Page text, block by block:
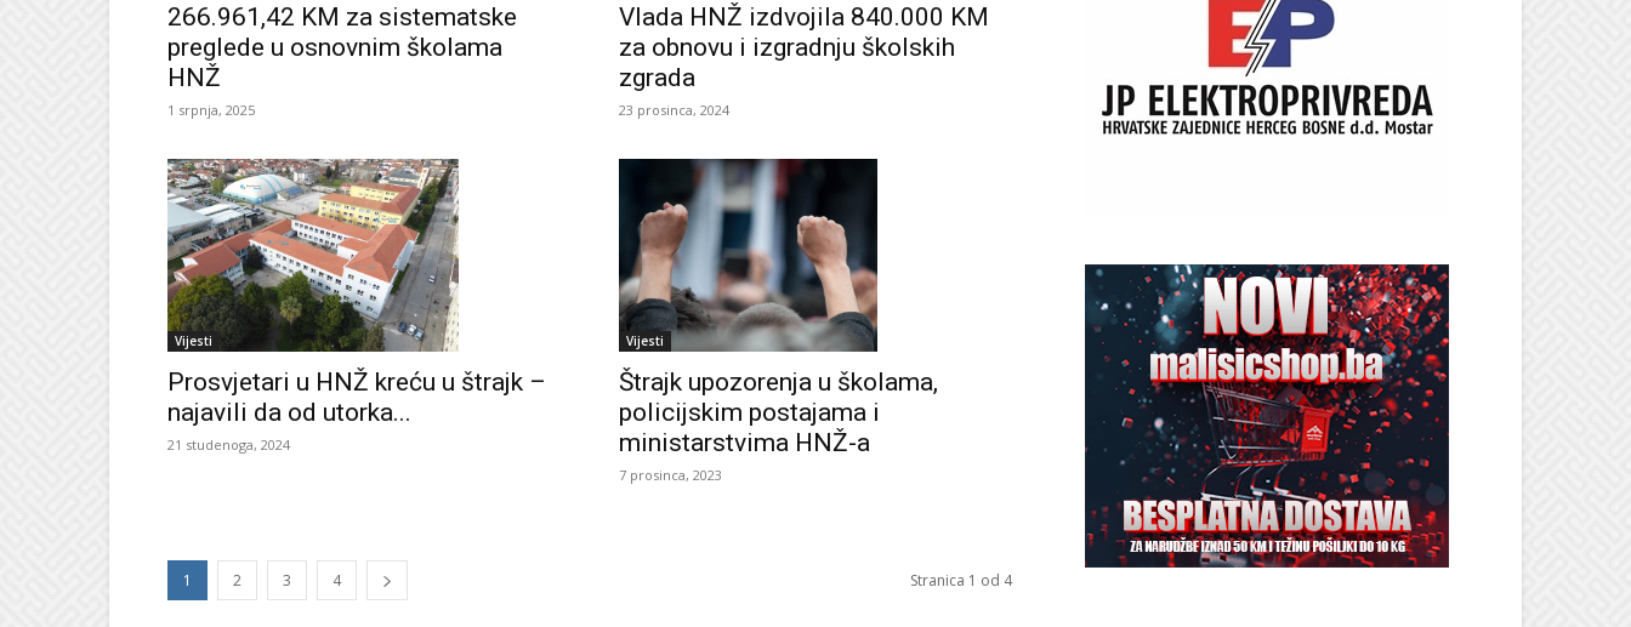
266.961,42 KM za sistematske
preglede u osnovnim školama
HNŽ
1 srpnja, 2025
Vlada HNŽ izdvojila 840.000 KM
za obnovu i izgradnju školskih
zgrada
23 prosinca, 2024
Vijesti
Prosvjetari u HNŽ kreću u štrajk –
najavili da od utorka...
21 studenoga, 2024
Vijesti
Štrajk upozorenja u školama,
policijskim postajama i
ministarstvima HNŽ-a
7 prosinca, 2023
1 2 3 4 Stranica 1 od 4